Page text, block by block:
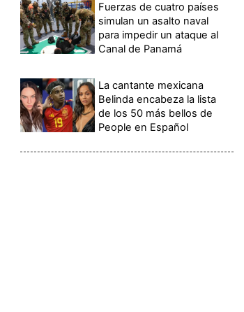
Fuerzas de cuatro países
simulan un asalto naval
para impedir un ataque al
Canal de Panamá
La cantante mexicana
Belinda encabeza la lista
de los 50 más bellos de
People en Español